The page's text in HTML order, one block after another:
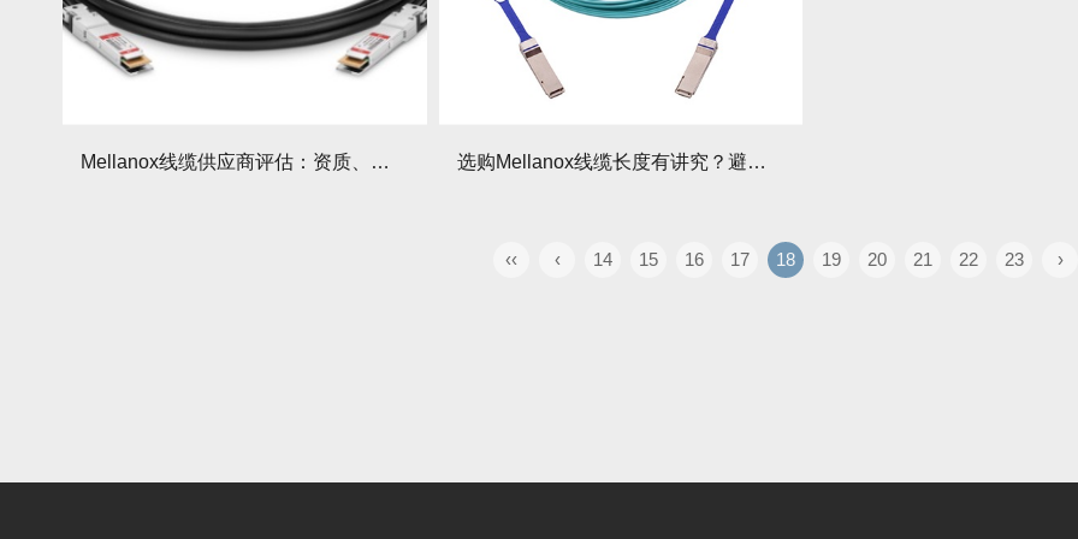
Mellanox线缆供应商评估：资质、服务、价格如何平衡？ 选购Mellanox线缆长度有讲究？避免浪费的黄金法则！
‹‹ ‹ 14 15 16 17 18 19 20 21 22 23 ›